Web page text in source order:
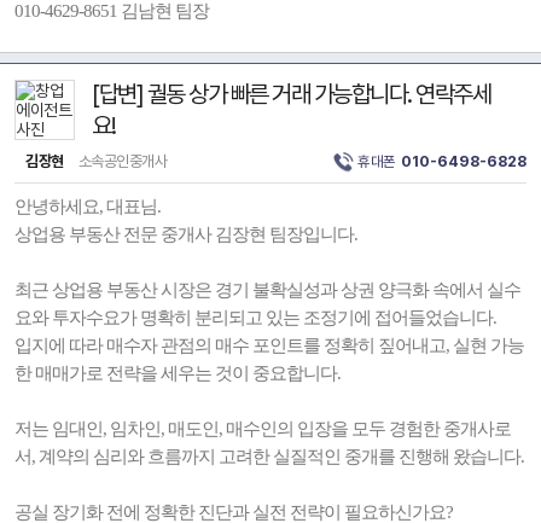
010-4629-8651 김남현 팀장
[답변] 궐동 상가 빠른 거래 가능합니다. 연락주세
요!
김장현 소속공인중개사 휴대폰 010-6498-6828
안녕하세요, 대표님.
상업용 부동산 전문 중개사 김장현 팀장입니다.
최근 상업용 부동산 시장은 경기 불확실성과 상권 양극화 속에서 실수
요와 투자수요가 명확히 분리되고 있는 조정기에 접어들었습니다.
입지에 따라 매수자 관점의 매수 포인트를 정확히 짚어내고, 실현 가능
한 매매가로 전략을 세우는 것이 중요합니다.
저는 임대인, 임차인, 매도인, 매수인의 입장을 모두 경험한 중개사로
서, 계약의 심리와 흐름까지 고려한 실질적인 중개를 진행해 왔습니다.
공실 장기화 전에 정확한 진단과 실전 전략이 필요하신가요?